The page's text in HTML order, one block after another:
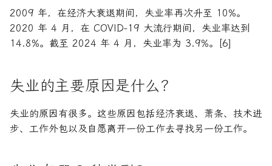
2009 年，在经济大衰退期间，失业率再次升至 10%。
2020 年 4 月，在 COVID-19 大流行期间，失业率达到
14.8%。截至 2024 年 4 月，失业率为 3.9%。[6]
失业的主要原因是什么？
失业的原因有很多。这些原因包括经济衰退、萧条、技术进
步、工作外包以及自愿离开一份工作去寻找另一份工作。